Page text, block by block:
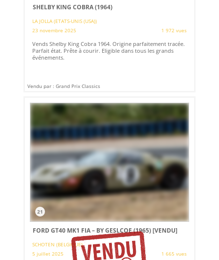
SHELBY KING COBRA (1964)
LA JOLLA (ETATS-UNIS (USA))
23 novembre 2025
1 972 vues
Vends Shelby King Cobra 1964. Origine parfaitement tracée.
Parfait état. Prête à courir. Eligible dans tous les grands
événements.
Vendu par : Grand Prix Classics
21
FORD GT40 MK1 FIA – BY GESLCOE (1965)[VENDU]
SCHOTEN (BELGIQUE)
5 juillet 2025
1 665 vues